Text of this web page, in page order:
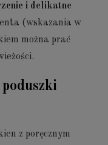
i delikatne
(wskazania w
można prać
z poręcznym